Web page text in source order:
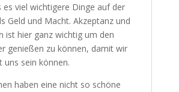
dass es viel wichtigere
Welt gibt, als Geld und Macht.
respektieren ist hier ganz
Alltag besser genießen zu
wir Einklang mit uns sein